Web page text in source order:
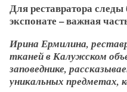
Для реставратора
экспонате – важная
Ирина Ермилина,
тканей в Калужском
заповеднике,
уникальных предметах,